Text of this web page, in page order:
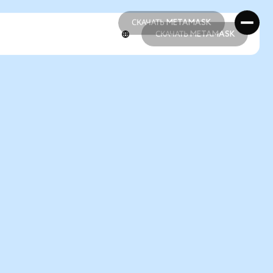
СКАЧАТЬ METAMASK
СКАЧАТЬ METAMASK
СКАЧАТЬ METAMASK